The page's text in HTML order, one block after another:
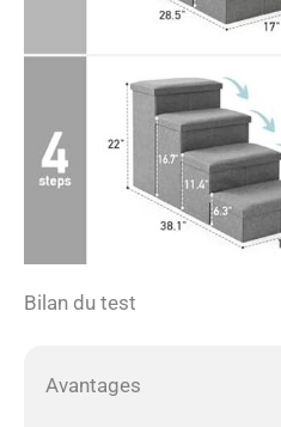
Bilan du test
Avantages